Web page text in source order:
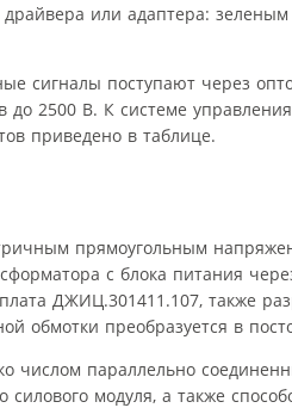
или адаптера:
сигналы поступают через
2500 В. К системе
приведено в таблице.
прямоугольным
с блока питания
ДЖИЦ.301411.107, также
обмотки преобразуется в
числом параллельно
модуля, а также